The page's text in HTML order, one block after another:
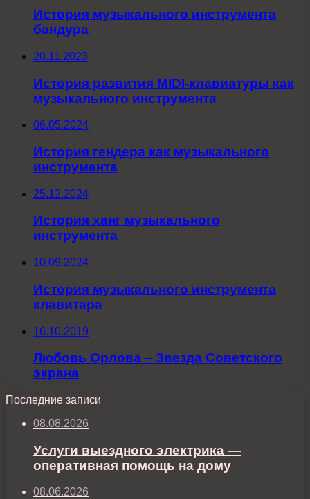
История музыкального инструмента
бандура
20.11.2023
История развития MIDI-клавиатуры как
музыкального инструмента
06.05.2024
История гендера как музыкального
инструмента
25.12.2024
История ханг музыкального
инструмента
10.09.2024
История музыкального инструмента
клавитара
16.10.2019
Любовь Орлова – Звезда Советского
экрана
Последние записи
08.08.2026
Услуги выездного электрика —
оперативная помощь на дому
08.06.2026